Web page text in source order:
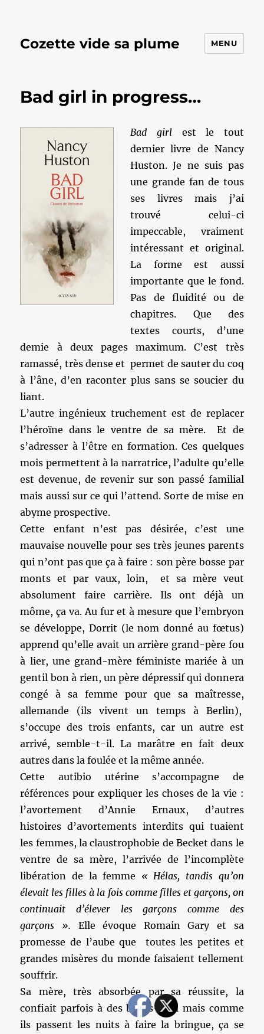
Cozette vide sa plume MENU
Bad girl in progress…
Bad girl est le tout
dernier livre de Nancy
Huston. Je ne suis pas
une grande fan de tous
ses livres mais j’ai
trouvé celui-ci
impeccable, vraiment
intéressant et original.
La forme est aussi
importante que le fond.
Pas de fluidité ou de
chapitres. Que des
textes courts, d’une
demie à deux pages maximum. C’est très
ramassé, très dense et permet de sauter du coq
à l’âne, d’en raconter plus sans se soucier du
liant.
L’autre ingénieux truchement est de replacer
l’héroïne dans le ventre de sa mère. Et de
s’adresser à l’être en formation. Ces quelques
mois permettent à la narratrice, l’adulte qu’elle
est devenue, de revenir sur son passé familial
mais aussi sur ce qui l’attend. Sorte de mise en
abyme prospective.
Cette enfant n’est pas désirée, c’est une
mauvaise nouvelle pour ses très jeunes parents
qui n’ont pas que ça à faire : son père bosse par
monts et par vaux, loin, et sa mère veut
absolument faire carrière. Ils ont déjà un
môme, ça va. Au fur et à mesure que l’embryon
se développe, Dorrit (le nom donné au fœtus)
apprend qu’elle avait un arrière grand-père fou
à lier, une grand-mère féministe mariée à un
gentil bon à rien, un père dépressif qui donnera
congé à sa femme pour que sa maîtresse,
allemande (ils vivent un temps à Berlin),
s’occupe des trois enfants, car un autre est
arrivé, semble-t-il. La marâtre en fait deux
autres dans la foulée et la même année.
Cette autibio utérine s’accompagne de
références pour expliquer les choses de la vie :
l’avortement d’Annie Ernaux, d’autres
histoires d’avortements interdits qui tuaient
les femmes, la claustrophobie de Becket dans le
ventre de sa mère, l’arrivée de l’incomplète
libération de la femme « Hélas, tandis qu’on
élevait les filles à la fois comme filles et garçons, on
continuait d’élever les garçons comme des
garçons ». Elle évoque Romain Gary et sa
promesse de l’aube que toutes les petites et
grandes misères du monde faisaient tellement
souffrir.
Sa mère, très absorbée par sa réussite, la
confiait parfois à des babas-cool mais comme
ils passent les nuits à faire la bringue, ça se